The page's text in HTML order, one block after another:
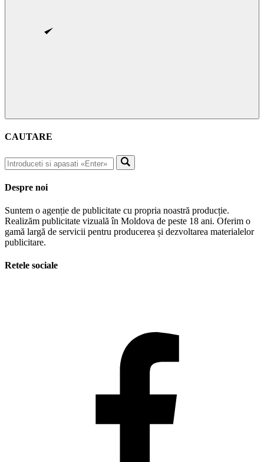
CAUTARE
Despre noi
Suntem o agenție de publicitate cu propria noastră producție.
Realizăm publicitate vizuală în Moldova de peste 18 ani. Oferim o
gamă largă de servicii pentru producerea și dezvoltarea materialelor
publicitare.
Retele sociale